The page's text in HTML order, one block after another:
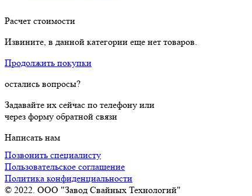
Расчет стоимости
Извините, в данной категории еще нет товаров.
Продолжить покупки
остались вопросы?
Задавайте их сейчас по телефону или
через форму обратной связи
Написать нам
Позвонить специалисту
Пользовательское соглашение
Политика конфиденциальности
© 2022. ООО "Завод Свайных Технологий"